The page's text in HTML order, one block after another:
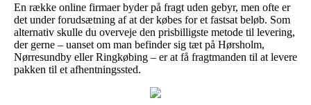
En række online firmaer byder på fragt uden gebyr, men ofte er
det under forudsætning af at der købes for et fastsat beløb. Som
alternativ skulle du overveje den prisbilligste metode til levering,
der gerne – uanset om man befinder sig tæt på Hørsholm,
Nørresundby eller Ringkøbing – er at få fragtmanden til at levere
pakken til et afhentningssted.